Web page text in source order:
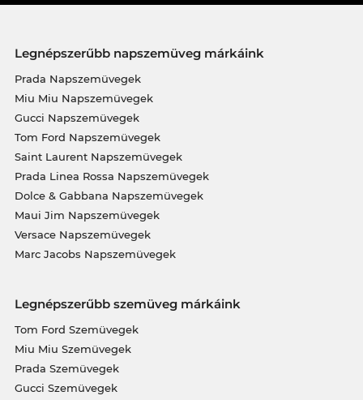
Legnépszerűbb napszemüveg márkáink
Prada Napszemüvegek
Miu Miu Napszemüvegek
Gucci Napszemüvegek
Tom Ford Napszemüvegek
Saint Laurent Napszemüvegek
Prada Linea Rossa Napszemüvegek
Dolce & Gabbana Napszemüvegek
Maui Jim Napszemüvegek
Versace Napszemüvegek
Marc Jacobs Napszemüvegek
Legnépszerűbb szemüveg márkáink
Tom Ford Szemüvegek
Miu Miu Szemüvegek
Prada Szemüvegek
Gucci Szemüvegek